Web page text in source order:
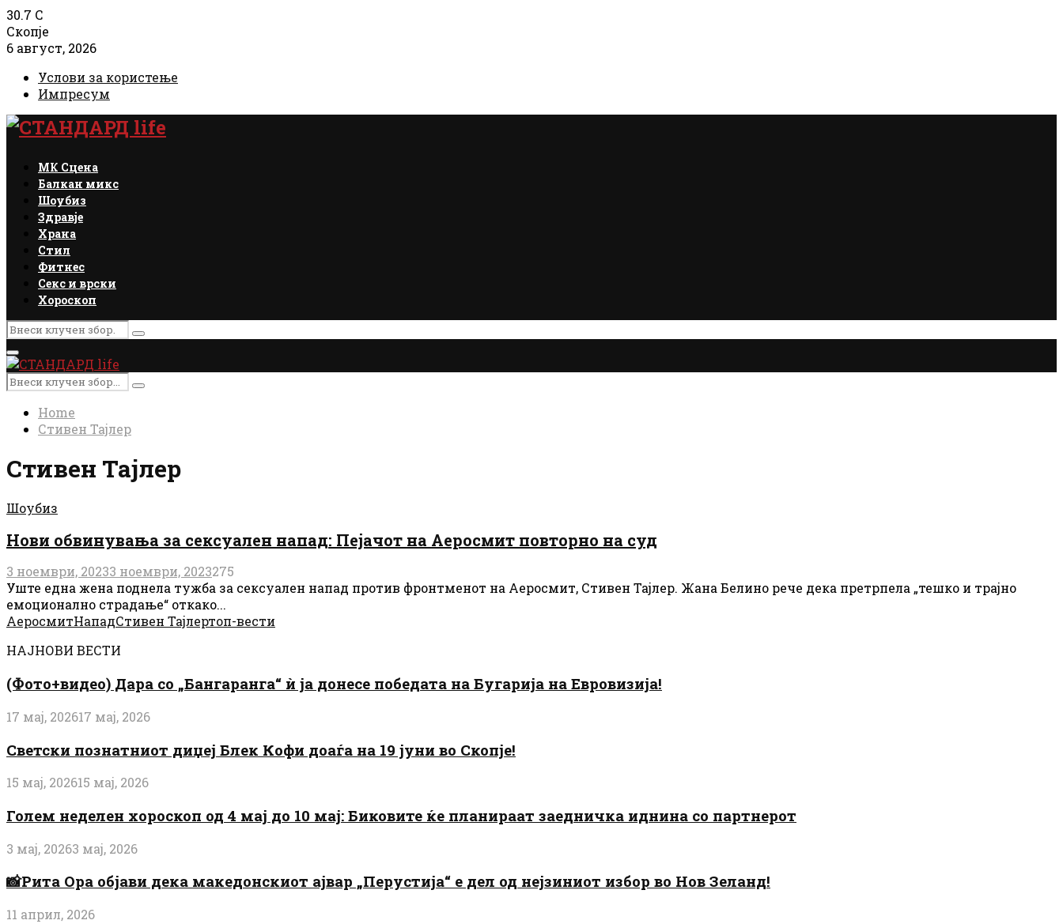
30.7 C
Скопје
6 август, 2026
Услови за користење
Импресум
Facebook
Instagram
Email
Rss
МК Сцена
Балкан микс
Шоубиз
Здравје
Храна
Стил
Фитнес
Секс и врски
Хороскоп
Search
for:
Search
Primary
Menu
Search
for:
Search
Home
Стивен Тајлер
Стивен Тајлер
Шоубиз
Нови обвинувања за сексуален напад: Пејачот на Аеросмит повторно на суд
3 ноември, 20233 ноември, 2023275
Уште една жена поднела тужба за сексуален напад против фронтменот на Аеросмит, Стивен Тајлер. Жана Белино рече дека претрпела „тешко и трајно
емоционално страдање“ откако...
АеросмитНападСтивен Тајлертоп-вести
НАЈНОВИ ВЕСТИ
(Фото+видео) Дара со „Бангаранга“ ѝ ја донесе победата на Бугарија на Евровизија!
17 мај, 202617 мај, 2026
Светски познатниот диџеј Блек Кофи доаѓа на 19 јуни во Скопје!
15 мај, 202615 мај, 2026
Голем неделен хороскоп од 4 мај до 10 мај: Биковите ќе планираат заедничка иднина со партнерот
3 мај, 20263 мај, 2026
📸Рита Ора објави дека македонскиот ајвар „Перустија“ е дел од нејзиниот избор во Нов Зеланд!
11 април, 2026